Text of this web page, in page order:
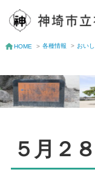
HOME > 各種情報 > おい
５月２